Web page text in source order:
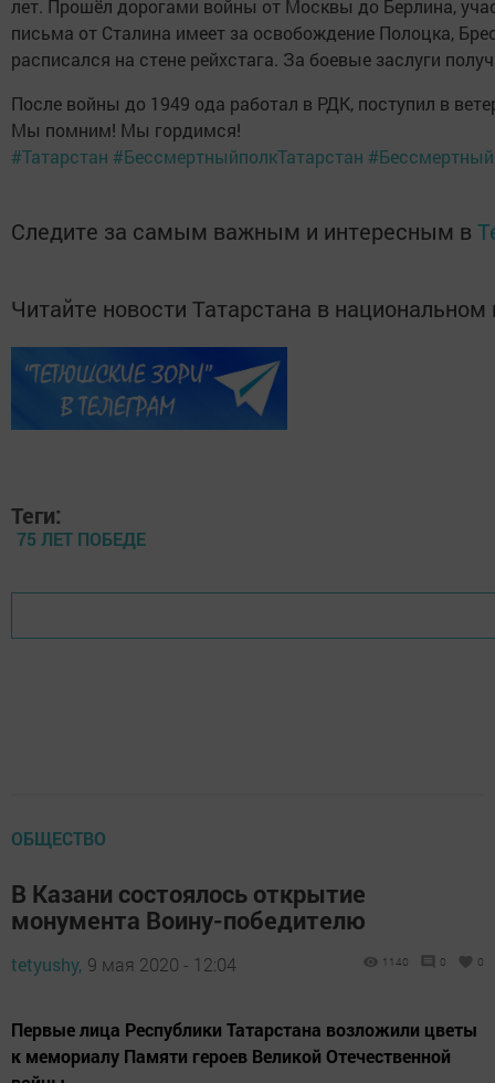
лет. Прошёл дорогами войны от Москвы до Берлина,
письма от Сталина имеет за освобождение Полоцка,
расписался на стене рейхстага. За боевые заслуги
После войны до 1949 ода работал в РДК, поступил в
Мы помним! Мы гордимся!
#Татарстан #БессмертныйполкТатарстан
Следите за самым важным и интересным в
Читайте новости Татарстана в
Теги:
75 ЛЕТ ПОБЕДЕ
ОБЩЕСТВО
В Казани состоялось открытие
монумента Воину-победителю
tetyushy, 9 мая 2020 - 12:04 1140 0 0
Первые лица Республики Татарстана возложили цветы
к мемориалу Памяти героев Великой Отечественной